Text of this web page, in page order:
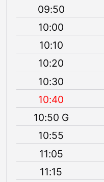
09:50
10:00
10:10
10:20
10:30
10:40
10:50 G
10:55
11:05
11:15